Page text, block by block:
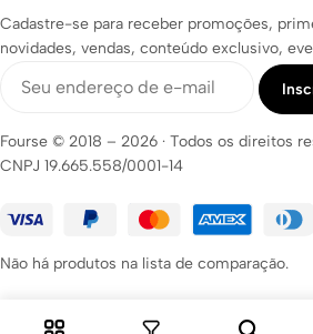
Cadastre-se para receber promoções,
novidades, vendas, conteúdo exclusivo,
Fourse © 2018 – 2026 · Todos os direitos
CNPJ 19.665.558/0001-14
Não há produtos na lista de comparação.